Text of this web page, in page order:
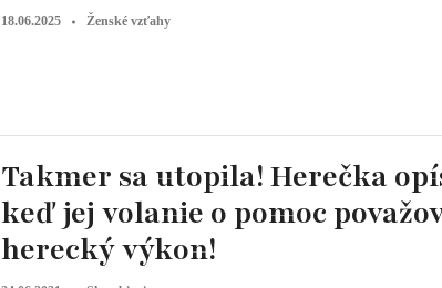
18.06.2025 Ženské vzťahy
Takmer sa utopila! Herečka
keď jej volanie o pomoc
herecký výkon!